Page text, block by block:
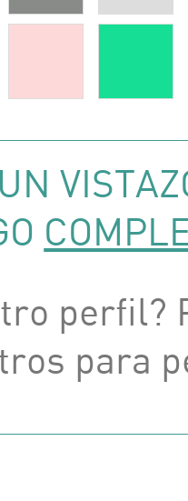
perfil?
para